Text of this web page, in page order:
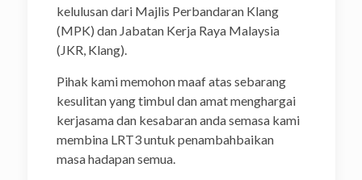
kelulusan dari Majlis Perbandaran Klang
(MPK) dan Jabatan Kerja Raya Malaysia
(JKR, Klang).
Pihak kami memohon maaf atas sebarang
kesulitan yang timbul dan amat menghargai
kerjasama dan kesabaran anda semasa kami
membina LRT3 untuk penambahbaikan
masa hadapan semua.